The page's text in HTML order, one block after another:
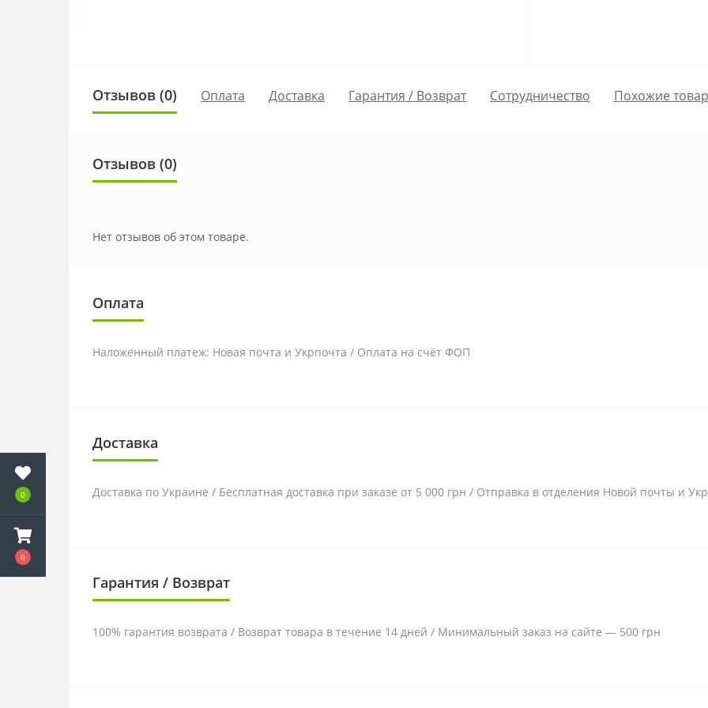
0
0
Отзывов (0) Оплата Доставка Гарантия / Возврат Сотрудничество Похожие
Отзывов (0)
Нет отзывов об этом товаре.
Оплата
Наложенный платеж: Новая почта и Укрпочта / Оплата на счёт ФОП
Доставка
Доставка по Украине / Бесплатная доставка при заказе от 5 000 грн / Отправка в отделения Новой почты и
Гарантия / Возврат
100% гарантия возврата / Возврат товара в течение 14 дней / Минимальный заказ на сайте — 500 грн